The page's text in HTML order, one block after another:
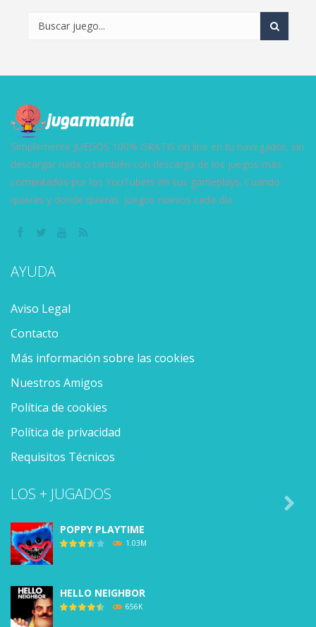
Simplemente JUEGOS 100% GRATIS on line en tu navegador, sin
descargar nada o también con descarga de los juegos más
comentados por los YouTubers en sus gameplays. Cuando
quieras y donde quieras. Juegos nuevos cada día.
AYUDA
Aviso Legal
Contacto
Más información sobre las cookies
Nuestros Amigos
Política de cookies
Política de privacidad
Requisitos Técnicos
LOS + JUGADOS
POPPY PLAYTIME
1.03M
HELLO NEIGHBOR
656K
